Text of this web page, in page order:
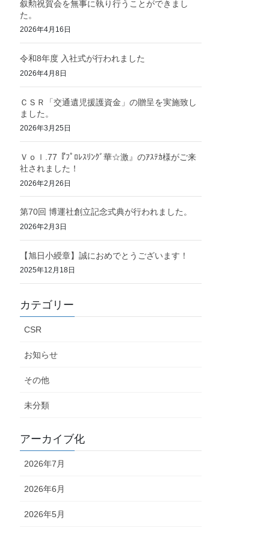
叙勲祝賀会を無事に執り行うことができまし
た。
2026年4月16日
令和8年度 入社式が行われました
2026年4月8日
ＣＳＲ「交通遺児援護資金」の贈呈を実施致し
ました。
2026年3月25日
Ｖｏｌ.77『ﾌﾟﾛﾚｽﾘﾝｸﾞ華☆激』のｱｽﾃｶ様がご来
社されました！
2026年2月26日
第70回 博運社創立記念式典が行われました。
2026年2月3日
【旭日小綬章】誠におめでとうございます！
2025年12月18日
カテゴリー
CSR
お知らせ
その他
未分類
アーカイブ化
2026年7月
2026年6月
2026年5月